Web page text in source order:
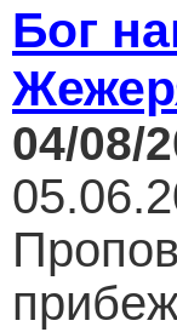
Бог
04/08/